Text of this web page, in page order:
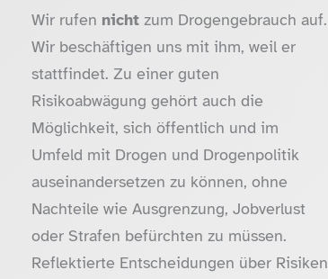
Wir rufen nicht zum Drogengebrauch auf.
Wir beschäftigen uns mit ihm, weil er
stattfindet. Zu einer guten
Risikoabwägung gehört auch die
Möglichkeit, sich öffentlich und im
Umfeld mit Drogen und Drogenpolitik
auseinandersetzen zu können, ohne
Nachteile wie Ausgrenzung, Jobverlust
oder Strafen befürchten zu müssen.
Reflektierte Entscheidungen über Risiken